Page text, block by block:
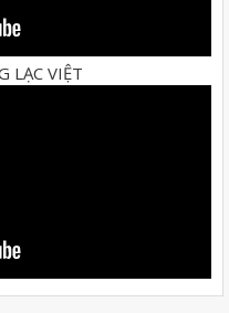
LẠC VIỆT